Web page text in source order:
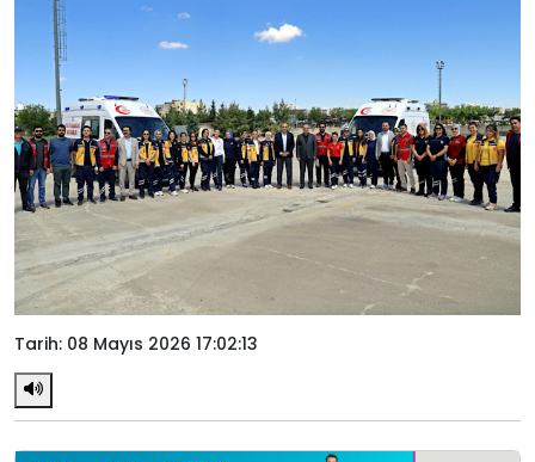
Tarih: 08 Mayıs 2026 17:02:13